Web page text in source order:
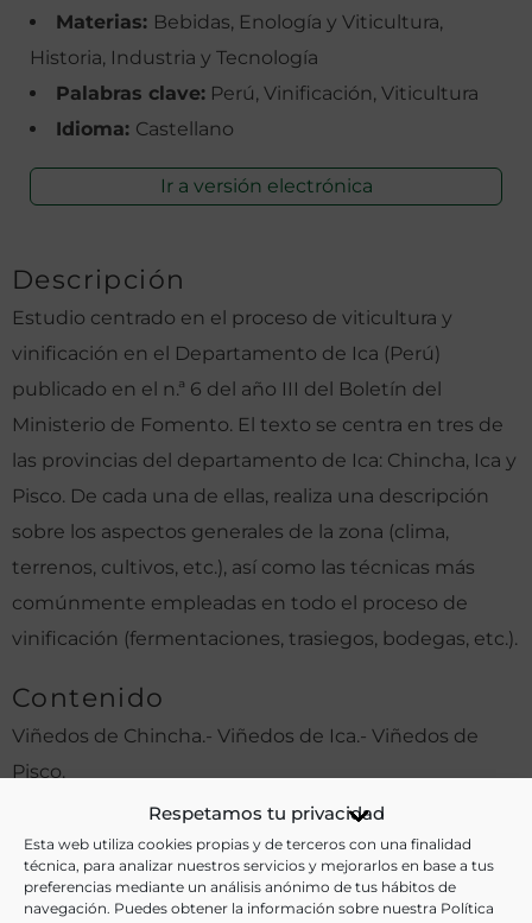
Respetamos tu privacidad
Esta web utiliza cookies propias y de terceros con una finalidad
técnica, para analizar nuestros servicios y mejorarlos en base a tus
preferencias mediante un análisis anónimo de tus hábitos de
navegación. Puedes obtener la información sobre nuestra Política
Materias: Bebidas, Enología y Viticultura,
Historia, Industria y Tecnología
Palabras clave: Perú, Vinificación, Viticultura
Idioma: Castellano
Ir a versión electrónica
Descripción
Estudio centrado en el proceso de viticultura y
vinificación en el Departamento de Ica (Perú)
publicado en el n.ª 6 del año III del Boletín del
Ministerio de Fomento. El texto se centra en tres de
las provincias del departamento de Ica: Chincha, Ica y
Pisco. De cada una de ellas, realiza una descripción
sobre los aspectos generales de la zona (clima,
terrenos, cultivos, etc.), así como las técnicas más
comúnmente empleadas en todo el proceso de
vinificación (fermentaciones, trasiegos, bodegas, etc.).
Contenido
Viñedos de Chincha.- Viñedos de Ica.- Viñedos de
Pisco.
Otras ediciones: